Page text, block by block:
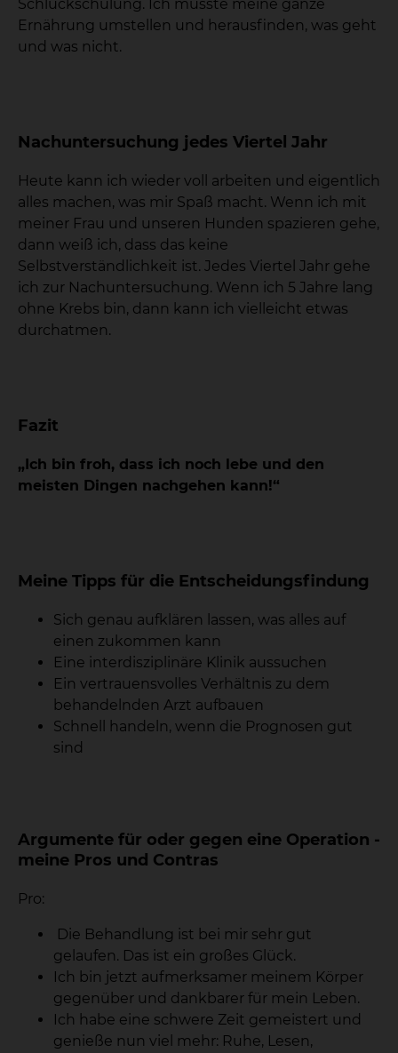
Schluckschulung. Ich musste meine ganze
Ernährung umstellen und herausfinden, was geht
und was nicht.
Nachuntersuchung jedes Viertel Jahr
Heute kann ich wieder voll arbeiten und eigentlich
alles machen, was mir Spaß macht. Wenn ich mit
meiner Frau und unseren Hunden spazieren gehe,
dann weiß ich, dass das keine
Selbstverständlichkeit ist. Jedes Viertel Jahr gehe
ich zur Nachuntersuchung. Wenn ich 5 Jahre lang
ohne Krebs bin, dann kann ich vielleicht etwas
durchatmen.
Fazit
„Ich bin froh, dass ich noch lebe und den
meisten Dingen nachgehen kann!“
Meine Tipps für die Entscheidungsfindung
Sich genau aufklären lassen, was alles auf
einen zukommen kann
Eine interdisziplinäre Klinik aussuchen
Ein vertrauensvolles Verhältnis zu dem
behandelnden Arzt aufbauen
Schnell handeln, wenn die Prognosen gut
sind
Argumente für oder gegen eine Operation -
meine Pros und Contras
Pro:
Die Behandlung ist bei mir sehr gut
gelaufen. Das ist ein großes Glück.
Ich bin jetzt aufmerksamer meinem Körper
gegenüber und dankbarer für mein Leben.
Ich habe eine schwere Zeit gemeistert und
genieße nun viel mehr: Ruhe, Lesen,